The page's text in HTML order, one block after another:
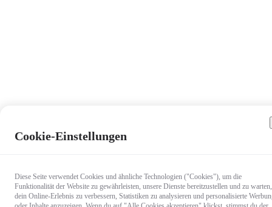
Cookie-Einstellungen
Diese Seite verwendet Cookies und ähnliche Technologien ("Cookies"), um die
Funktionalität der Website zu gewährleisten, unsere Dienste bereitzustellen und zu warten,
dein Online-Erlebnis zu verbessern, Statistiken zu analysieren und personalisierte